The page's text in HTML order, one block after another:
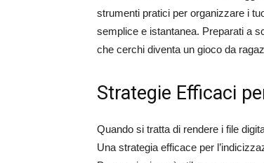
strumenti pratici per organizzare i
semplice e istantanea. Preparati a
che cerchi diventa un gioco da
Strategie Efficaci
Quando si tratta di rendere i file
Una strategia efficace per